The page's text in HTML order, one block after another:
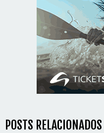
POSTS RELACIONADOS